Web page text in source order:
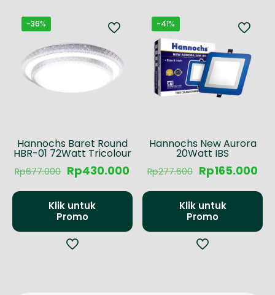
-36%
Hannochs Baret Round
HBR-01 72Watt Tricolour
Rp677.000 Harga
aslinya
adalah:
Rp677.000.
Rp430.000 Harga
saat
ini
Rp430.000.
Klik untuk
Promo
-41%
Hannochs New Aurora
20Watt IBS
Rp277.600 Harga
aslinya
adalah:
Rp277.600.
Rp165.000
ini
Klik untuk
Promo